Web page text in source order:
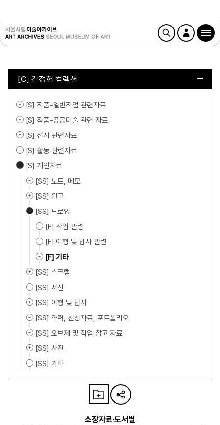
[C] 김정헌 컬렉션
[S] 작품-일반작업 관련자료
[S] 작품-공공미술 관련 자료
[S] 전시 관련자료
[S] 활동 관련자료
[S] 개인자료
[SS] 노트, 메모
[SS] 원고
[SS] 드로잉
[F] 작업 관련
[F] 여행 및 답사 관련
[F] 기타
[SS] 스크랩
[SS] 서신
[SS] 여행 및 답사
[SS] 약력, 신상자료, 포트폴리오
[SS] 오브제 및 작업 참고 자료
[SS] 사진
[SS] 기타
소장자료·도서별